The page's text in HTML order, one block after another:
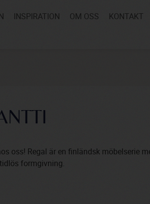
INSPIRATION OM OSS KONTAKT
oss! Regal är en finländsk möbelserie
formgivning.